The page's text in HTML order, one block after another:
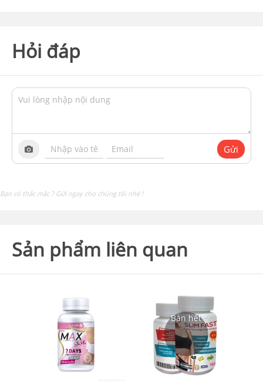
Hỏi đáp
Gửi
Bạn có thắc mắc ? Gửi ngay cho chúng tôi nhé !
Sản phẩm liên quan